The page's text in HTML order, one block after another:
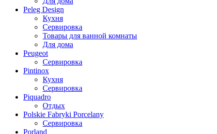
Peleg Design
Кухня
Сервировка
Товары для ванной комнаты
Для дома
Peugeot
Сервировка
Pintinox
Кухня
Сервировка
Piquadro
Отдых
Polskie Fabryki Porcelany
Сервировка
Porland